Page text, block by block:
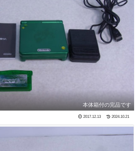
本体箱付の完品です
2017.12.13 2024.10.21